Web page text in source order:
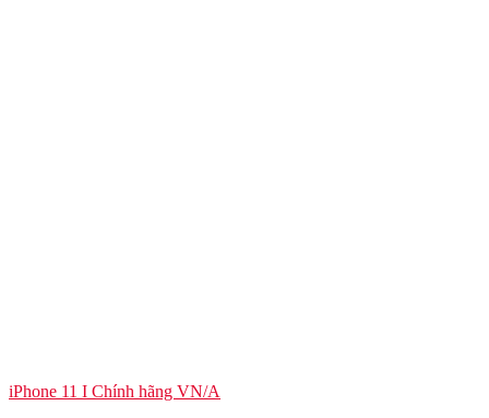
iPhone 11 I Chính hãng VN/A